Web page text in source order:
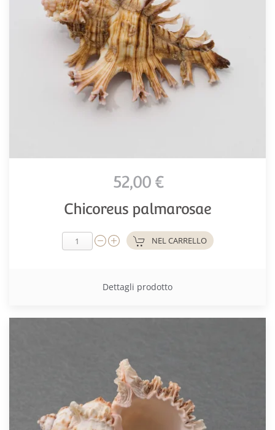
52,00 €
Chicoreus palmarosae
NEL CARRELLO
Dettagli prodotto